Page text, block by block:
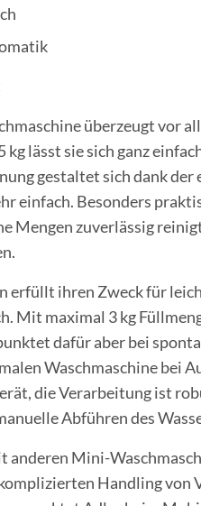
überzeugt vor
kg lässt sie sich ganz
gestaltet sich dank
einfach. Besonders
Mengen zuverlässig
erfüllt ihren Zweck für
Mit maximal 3 kg
dafür aber bei
Waschmaschine bei
die Verarbeitung ist
Abführen des
anderen Mini-
Handling von